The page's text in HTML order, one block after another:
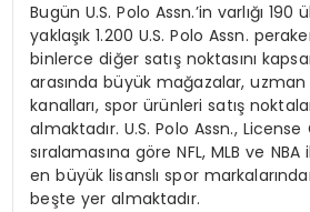
Bugün U.S. Polo Assn.’in varlığı 190ü
yaklaşık 1.200 U.S. Polo Assn.
binlerce diğer satış noktasını
arasında büyük mağazalar,
kanalları, sporürünleri satış
almaktadır. U.S. Polo Assn., License
sıralamasına göre NFL, MLB ve
en büyük lisanslıspor markaları
beşte yer almaktadır.